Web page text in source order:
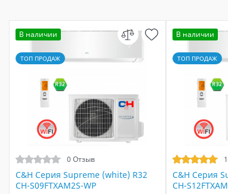
В наличии
ТОП ПРОДАЖ
0 Отзыв
C&H Серия Supreme (white) R32
CH-S09FTXAM2S-WP
В наличии
ТОП ПРОДАЖ
C&H Серия
CH-